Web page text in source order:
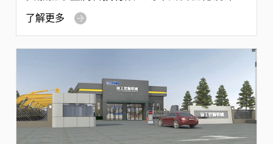
例
了解更多